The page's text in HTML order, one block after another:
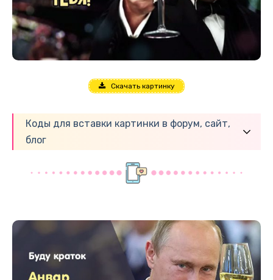
Скачать картинку
Коды для вставки картинки в форум, сайт,
блог